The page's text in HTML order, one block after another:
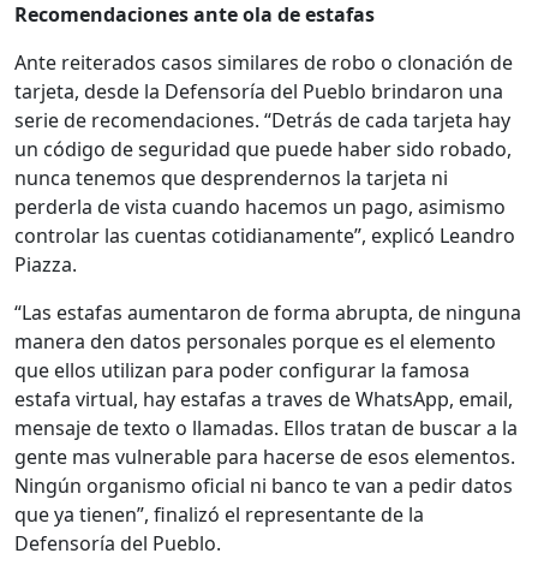
Recomendaciones ante ola de estafas
Ante reiterados casos similares de robo o clonación de
tarjeta, desde la Defensoría del Pueblo brindaron una
serie de recomendaciones. “Detrás de cada tarjeta hay
un código de seguridad que puede haber sido robado,
nunca tenemos que desprendernos la tarjeta ni
perderla de vista cuando hacemos un pago, asimismo
controlar las cuentas cotidianamente”, explicó Leandro
Piazza.
“Las estafas aumentaron de forma abrupta, de ninguna
manera den datos personales porque es el elemento
que ellos utilizan para poder configurar la famosa
estafa virtual, hay estafas a traves de WhatsApp, email,
mensaje de texto o llamadas. Ellos tratan de buscar a la
gente mas vulnerable para hacerse de esos elementos.
Ningún organismo oficial ni banco te van a pedir datos
que ya tienen”, finalizó el representante de la
Defensoría del Pueblo.